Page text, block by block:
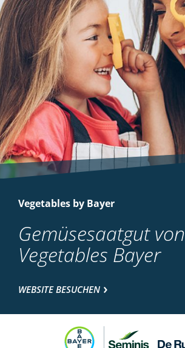
Vegetables by Bayer
Gemüsesaatgut von
Vegetables Bayer
WEBSITE BESUCHEN